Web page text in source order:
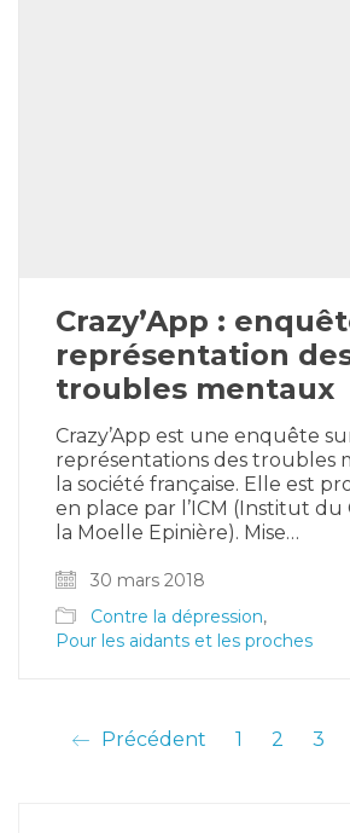
Crazy’App :
représentation
troubles mentaux
Crazy’App est une enquête
représentations des troubles
la société française. Elle est
en place par l’ICM (Institut du
la Moelle Epinière). Mise…
30 mars 2018
Contre la dépression,
Pour les aidants et les proches
Précédent 1 2 3